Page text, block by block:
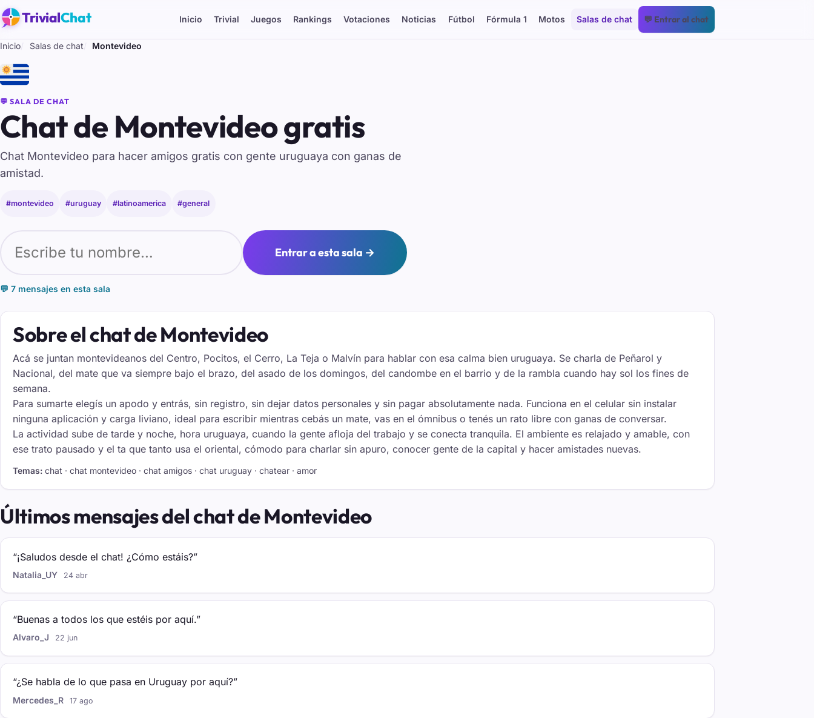
TrivialChat Inicio Trivial Juegos Rankings Votaciones Noticias Fútbol Fórmula 1 Motos Salas de chat 💬 Entrar al chat
Inicio Salas de chat Montevideo
🇺🇾
💬 SALA DE CHAT
Chat de Montevideo gratis
Chat Montevideo para hacer amigos gratis con gente uruguaya con ganas de
amistad.
#montevideo #uruguay #latinoamerica #general
Entrar a esta sala →
💬 7 mensajes en esta sala
Sobre el chat de Montevideo
Acá se juntan montevideanos del Centro, Pocitos, el Cerro, La Teja o Malvín para hablar con esa calma bien uruguaya. Se charla de Peñarol y
Nacional, del mate que va siempre bajo el brazo, del asado de los domingos, del candombe en el barrio y de la rambla cuando hay sol los fines de
semana.
Para sumarte elegís un apodo y entrás, sin registro, sin dejar datos personales y sin pagar absolutamente nada. Funciona en el celular sin instalar
ninguna aplicación y carga liviano, ideal para escribir mientras cebás un mate, vas en el ómnibus o tenés un rato libre con ganas de conversar.
La actividad sube de tarde y noche, hora uruguaya, cuando la gente afloja del trabajo y se conecta tranquila. El ambiente es relajado y amable, con
ese trato pausado y el ta que tanto usa el oriental, cómodo para charlar sin apuro, conocer gente de la capital y hacer amistades nuevas.
Temas: chat · chat montevideo · chat amigos · chat uruguay · chatear · amor
Últimos mensajes del chat de Montevideo
“¡Saludos desde el chat! ¿Cómo estáis?”
Natalia_UY 24 abr
“Buenas a todos los que estéis por aquí.”
Alvaro_J 22 jun
“¿Se habla de lo que pasa en Uruguay por aquí?”
Mercedes_R 17 ago